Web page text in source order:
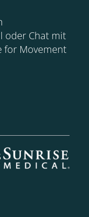
oder Chat mit
for Movement